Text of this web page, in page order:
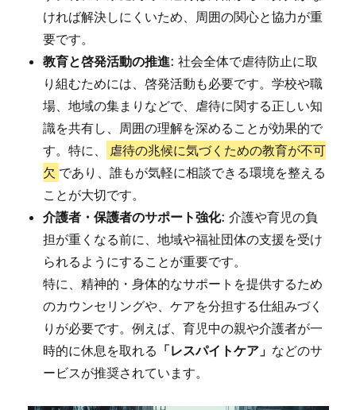
ければ解決しにくいため、周囲の関心と協力が重
要です。
教育と啓発活動の推進: 社会全体で虐待防止に取
り組むためには、啓発活動も必要です。学校や職
場、地域の集まりなどで、虐待に関する正しい知
識を共有し、周囲の理解を深めることが効果的で
す。特に、
虐待の兆候に気づくための教育が不可
欠 であり、誰もが気軽に相談できる環境を整える
ことが大切です。
介護者・保護者のサポート強化: 介護や育児の負
担が重くなる前に、地域や福祉団体の支援を受け
られるようにすることが重要です。
特に、精神的・身体的なサポートを提供するため
のカウンセリングや、ケアを分担する仕組みづく
りが必要です。例えば、育児中の親や介護者が一
時的に休息を取れる 「レスパイトケア」 などのサ
ービスが推奨されています。